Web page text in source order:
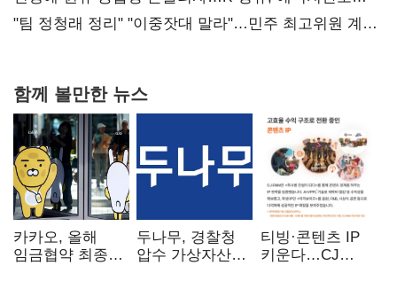
핵심으로 재부상
"팀 정청래 정리" "이중잣대 말라"…민주 최고위원 계파
함께 볼만한 뉴스
카카오, 올해
임금협약 최종
두나무, 경찰청
압수 가상자산
티빙·콘텐츠 IP
키운다…CJ